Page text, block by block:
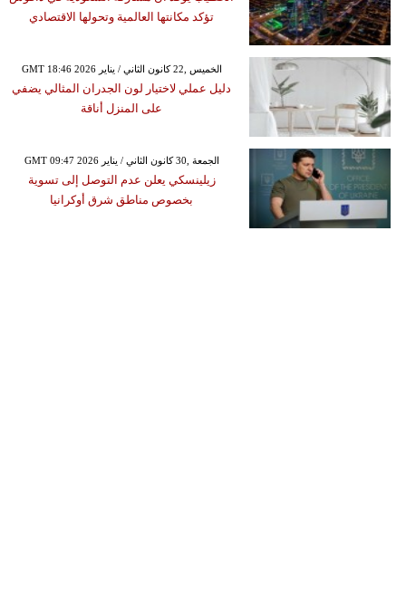
تؤكد مكانتها العالمية وتحولها الاقتصادي
GMT 18:46 2026 الخميس ,22 كانون الثاني / يناير
دليل عملي لاختيار لون الجدران المثالي يضفي
على المنزل أناقة
GMT 09:47 2026 الجمعة ,30 كانون الثاني / يناير
زيلينسكي يعلن عدم التوصل إلى تسوية
بخصوص مناطق شرق أوكرانيا